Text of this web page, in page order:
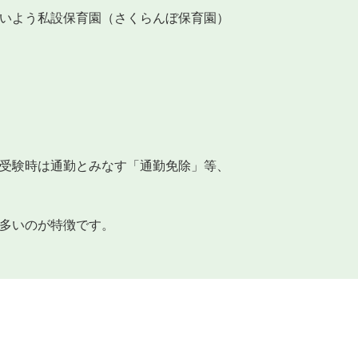
う私設保育園（さくらんぼ保育園）
時は通勤とみなす「通勤免除」等、
のが特徴です。